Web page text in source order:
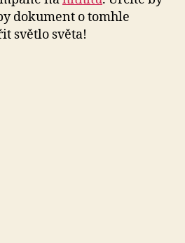
dokument o tomhle
světlo světa!